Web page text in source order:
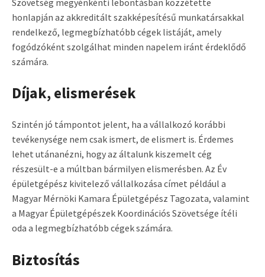
honlapján az akkreditált szakképesítésű munkatársakkal
rendelkező, legmegbízhatóbb cégek listáját, amely
fogódzóként szolgálhat minden napelem iránt érdeklődő
számára.
Díjak, elismerések
Szintén jó támpontot jelent, ha a vállalkozó korábbi
tevékenysége nem csak ismert, de elismert is. Érdemes
lehet utánanézni, hogy az általunk kiszemelt cég
részesült-e a múltban bármilyen elismerésben. Az Év
épületgépész kivitelező vállalkozása címet például a
Magyar Mérnöki Kamara Épületgépész Tagozata, valamint
a Magyar Épületgépészek Koordinációs Szövetsége ítéli
oda a legmegbízhatóbb cégek számára.
Biztosítás